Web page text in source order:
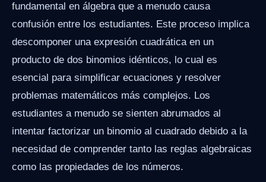
fundamental en álgebra que a menudo causa
confusión entre los estudiantes. Este proceso implica
descomponer una expresión cuadrática en un
producto de dos binomios idénticos, lo cual es
esencial para simplificar ecuaciones y resolver
problemas matemáticos más complejos. Los
estudiantes a menudo se sienten abrumados al
intentar factorizar un binomio al cuadrado debido a la
necesidad de comprender tanto las reglas algebraicas
como las propiedades de los números.